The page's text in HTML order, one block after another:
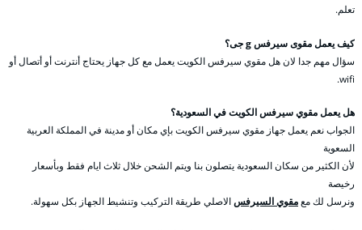
تعلم.
كيف يعمل مقوى سيرفس g جى؟
سؤال مهم جدا لان هل مقوي سيرفس الكويت يعمل مع كل جهاز يحتاج أنترنت أو أتصال أو
wifi.
هل يعمل مقوي سيرفس الكويت في السعودية؟
الجواب نعم يعمل جهاز مقوي سيرفس الكويت بإي مكان أو مدينة في المملكة العربية
السعوية
لأن الكثير من سكان السعودية يتصلون بنا ويتم الشحن خلال ثلاث ايام فقط وبأسعار
رخيصة
ونرسل لك معمقوي السيرفسالاصلي طريقة التركيب وتنشيط الجهاز بكل سهولة.